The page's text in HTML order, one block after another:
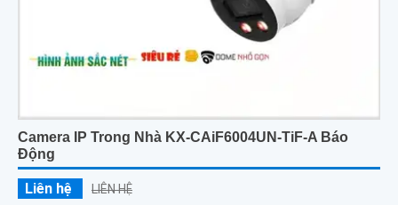
Camera IP Trong Nhà KX-CAiF6004UN-TiF-A Báo
Động
Liên hệ LIÊN HỆ